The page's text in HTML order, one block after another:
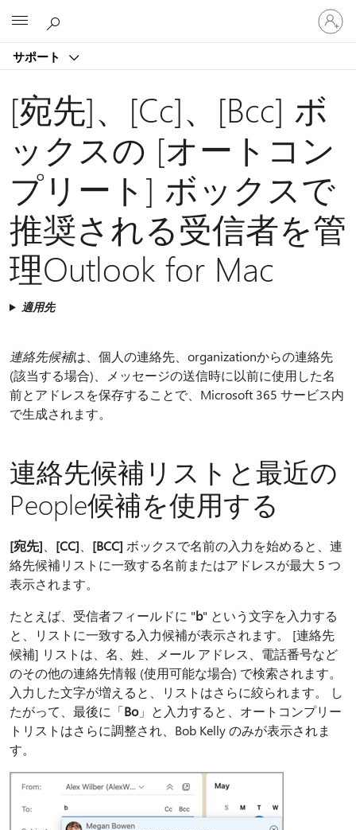
サポート
ア
カ
ウ
に
サ
イ
ン
イ
ン
す
る
[宛先]、[Cc]、[Bcc] ボ
ックスの [オートコン
プリート] ボックスで
推奨される受信者を管
理Outlook for Mac
適用先
連絡先候補は、個人の連絡先、organizationからの連絡先
(該当する場合)、メッセージの送信時に以前に使用した名
前とアドレスを保存することで、Microsoft 365 サービス内
で生成されます。
連絡先候補リストと最近の
People候補を使用する
[宛先] [CC] [BCC] ボックスで名前の入力を始めると、連
絡先候補リストに一致する名前またはアドレスが最大 5 つ
表示されます。
たとえば、受信者フィールドに "b" という文字を入力する
と、リストに一致する入力候補が表示されます。 [連絡先
候補] リストは、名、姓、メール アドレス、電話番号など
のその他の連絡先情報 (使用可能な場合) で検索されます。
入力した文字が増えると、リストはさらに絞られます。 し
たがって、最後に「Bo」と入力すると、オートコンプリー
トリストはさらに調整され、Bob Kelly のみが表示されま
す。